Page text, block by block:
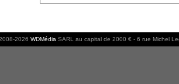
2026 WDMédia SARL au capital de 2000 € - 6 rue Michel